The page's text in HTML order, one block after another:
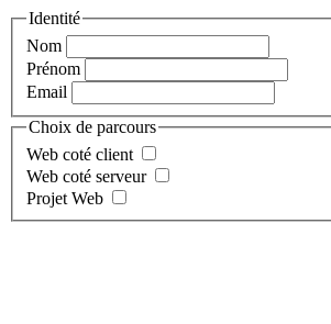
Identité
Nom
Prénom
Email
Choix de parcours
Web coté client
Web coté serveur
Projet Web